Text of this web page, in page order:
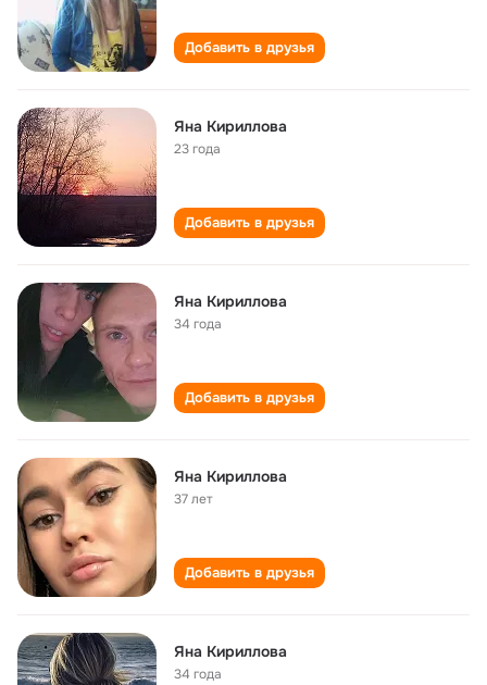
Добавить в друзья
Яна Кириллова
23 года
Добавить в друзья
Яна Кириллова
34 года
Добавить в друзья
Яна Кириллова
37 лет
Добавить в друзья
Яна Кириллова
34 года